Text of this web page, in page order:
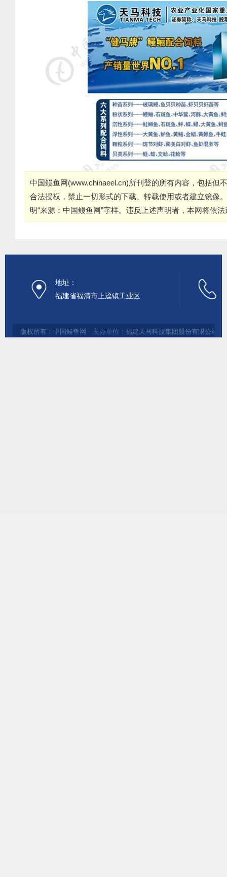
中国鳗鱼网(www.chinaeel.cn)所刊登的所有内容，包括但
合法授权，禁止一切形式的下载、转载使用或者建立镜像
明“来源：中国鳗鱼网”字样。违反上述声明者，本网将依
地址：
福建省福清市上迳镇工业区
版权所有：中国鳗鱼网 主办单位：福建天马科技集团股份有限公司